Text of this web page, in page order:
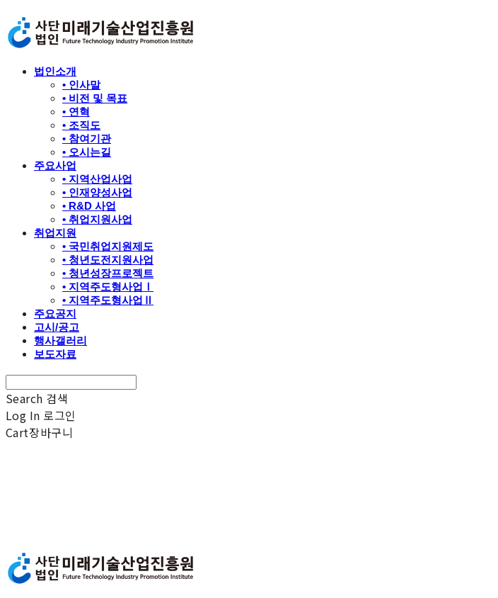
법인소개
• 인사말
• 비전 및 목표
• 연혁
• 조직도
• 참여기관
• 오시는길
주요사업
• 지역산업사업
• 인재양성사업
• R&D 사업
• 취업지원사업
취업지원
• 국민취업지원제도
• 청년도전지원사업
• 청년성장프로젝트
• 지역주도형사업Ⅰ
• 지역주도형사업Ⅱ
주요공지
고시/공고
행사갤러리
보도자료
Search 검색
Log In 로그인
Cart장바구니